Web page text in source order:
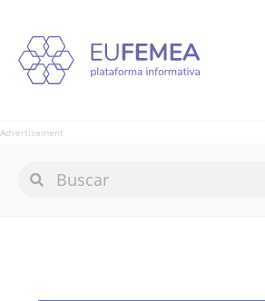
Advertisement